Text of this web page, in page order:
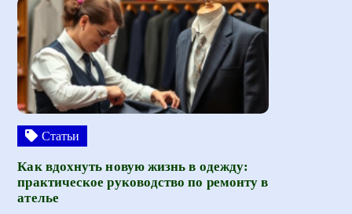
Статьи
Как вдохнуть новую жизнь в одежду:
практическое руководство по ремонту в
ателье